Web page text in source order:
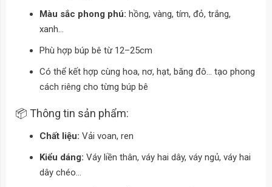
Màu sắc phong phú: hồng, vàng, tím, đỏ, trắng,
xanh…
Phù hợp búp bê từ 12–25cm
Có thể kết hợp cùng hoa, nơ, hạt, băng đô… tạo phong
cách riêng cho từng búp bê
📦 Thông tin sản phẩm:
Chất liệu: Vải voan, ren
Kiểu dáng: Váy liền thân, váy hai dây, váy ngủ, váy hai
dây chéo...